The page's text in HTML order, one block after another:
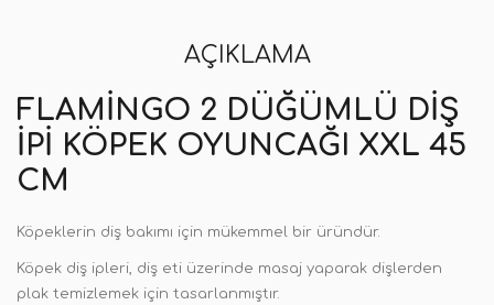
AÇIKLAMA
FLAMINGO 2 DÜĞÜMLÜ DIŞ
İPI KÖPEK OYUNCAĞI XXL 45
CM
Köpeklerin diş bakımı için mükemmel bir üründür.
Köpek diş ipleri, diş eti üzerinde masaj yaparak dişlerden
plak temizlemek için tasarlanmıştır.